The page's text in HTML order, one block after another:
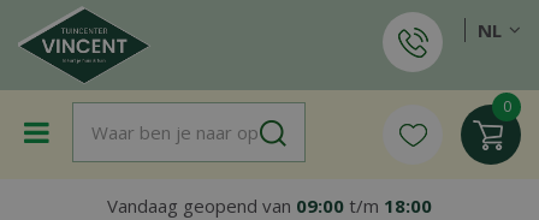
a
Vandaag geopend van 09:00 t/m 18:00
NL